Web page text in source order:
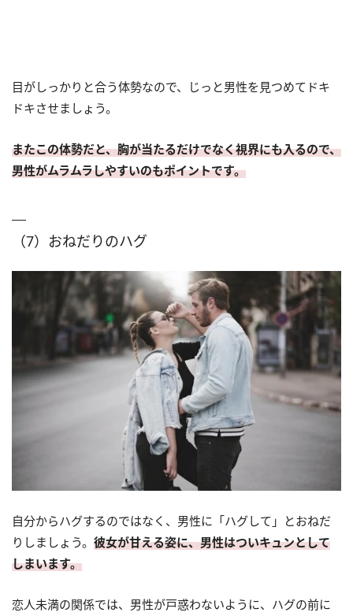
目がしっかりと合う体勢なので、じっと男性を見つめてドキ
ドキさせましょう。
またこの体勢だと、胸が当たるだけでなく視界にも入るので、
男性がムラムラしやすいのもポイントです。
（7）おねだりのハグ
自分からハグするのではなく、男性に「ハグして」とおねだ
りしましょう。 彼女が甘える姿に、男性はついキュンとして
しまいます。
恋人未満の関係では、男性が戸惑わないように、ハグの前に